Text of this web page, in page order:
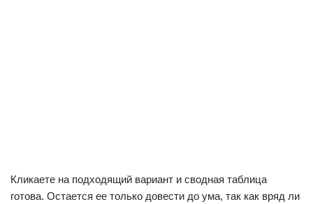
Кликаете на подходящий вариант и сводная таблица
готова. Остается ее только довести до ума, так как вряд ли